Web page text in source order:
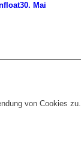
30. Mai
von Cookies zu.